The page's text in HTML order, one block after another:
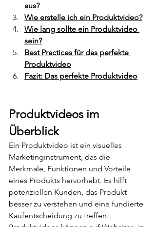
aus?
Wie erstelle ich ein Produktvideo?
Wie lang sollte ein Produktvideo
sein?
Best Practices für das perfekte
Produktvideo
Fazit: Das perfekte Produktvideo
Produktvideos im
Überblick
Ein Produktvideo ist ein visuelles
Marketinginstrument, das die
Merkmale, Funktionen und Vorteile
eines Produkts hervorhebt. Es hilft
potenziellen Kunden, das Produkt
besser zu verstehen und eine fundierte
Kaufentscheidung zu treffen.